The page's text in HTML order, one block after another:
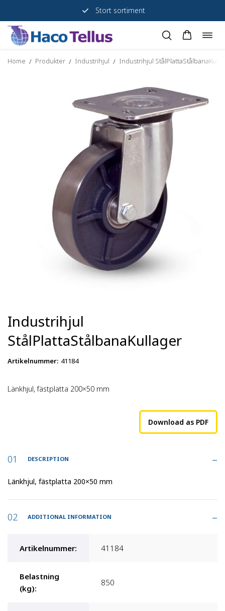
Stort sortiment
Skip
content
Home / Produkter / Industrihjul / Industrihjul
Industrihjul
StålPlattaStålbanaKullager
Artikelnummer: 41184
Länkhjul, fästplatta 200×50 mm
Download as PDF
DESCRIPTION
Länkhjul, fästplatta 200×50 mm
ADDITIONAL INFORMATION
Artikelnummer: 41184
Belastning
(kg):
850